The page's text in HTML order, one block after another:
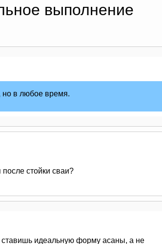
выполнение
но в любое время.
стойки сваи?
идеальную форму асаны, а не